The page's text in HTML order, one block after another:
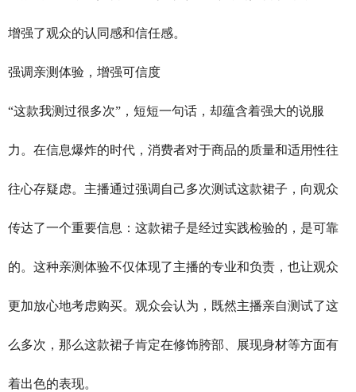
增强了观众的认同感和信任感。
强调亲测体验，增强可信度
“这款我测过很多次”，短短一句话，却蕴含着强大的说服
力。在信息爆炸的时代，消费者对于商品的质量和适用性往
往心存疑虑。主播通过强调自己多次测试这款裙子，向观众
传达了一个重要信息：这款裙子是经过实践检验的，是可靠
的。这种亲测体验不仅体现了主播的专业和负责，也让观众
更加放心地考虑购买。观众会认为，既然主播亲自测试了这
么多次，那么这款裙子肯定在修饰胯部、展现身材等方面有
着出色的表现。